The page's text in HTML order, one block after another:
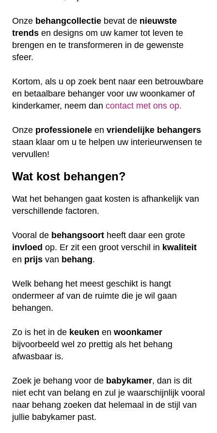
Onze behangcollectie bevat de nieuwste
trends en designs om uw kamer tot leven te
brengen en te transformeren in de gewenste
sfeer.
Kortom, als u op zoek bent naar een betrouwbare
en betaalbare behanger voor uw woonkamer of
kinderkamer, neem dan contact met ons op.
Onze professionele en vriendelijke behangers
staan klaar om u te helpen uw interieurwensen te
vervullen!
Wat kost behangen?
Wat het behangen gaat kosten is afhankelijk van
verschillende factoren.
Vooral de behangsoort heeft daar een grote
invloed op. Er zit een groot verschil in kwaliteit
en prijs van behang.
Welk behang het meest geschikt is hangt
ondermeer af van de ruimte die je wil gaan
behangen.
Zo is het in de keuken en woonkamer
bijvoorbeeld wel zo prettig als het behang
afwasbaar is.
Zoek je behang voor de babykamer, dan is dit
niet echt van belang en zul je waarschijnlijk vooral
naar behang zoeken dat helemaal in de stijl van
jullie babykamer past.